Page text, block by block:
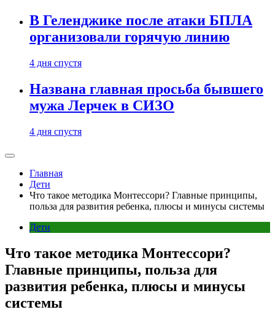
В Геленджике после атаки БПЛА
организовали горячую линию
4 дня спустя
Названа главная просьба бывшего
мужа Лерчек в СИЗО
4 дня спустя
Главная
Дети
Что такое методика Монтессори? Главные принципы,
польза для развития ребенка, плюсы и минусы системы
Дети
Что такое методика Монтессори?
Главные принципы, польза для
развития ребенка, плюсы и минусы
системы